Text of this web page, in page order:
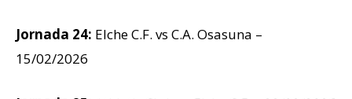
Jornada 24: Elche C.F. vs C.A. Osasuna –
15/02/2026